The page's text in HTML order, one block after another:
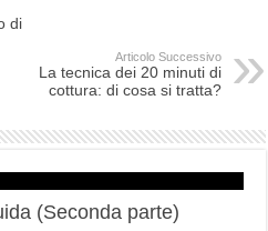
di
Articolo Successivo
La tecnica dei 20 minuti di
cottura: di cosa si tratta?
(Seconda parte)